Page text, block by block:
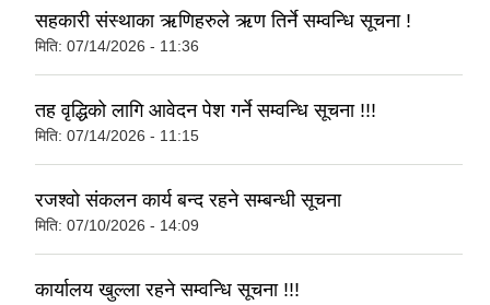
सहकारी संस्थाका ऋणिहरुले ऋण तिर्ने सम्वन्धि सूचना !
मिति: 07/14/2026 - 11:36
तह वृद्धिको लागि आवेदन पेश गर्ने सम्वन्धि सूचना !!!
मिति: 07/14/2026 - 11:15
रजश्वो संकलन कार्य बन्द रहने सम्बन्धी सूचना
मिति: 07/10/2026 - 14:09
कार्यालय खुल्ला रहने सम्वन्धि सूचना !!!